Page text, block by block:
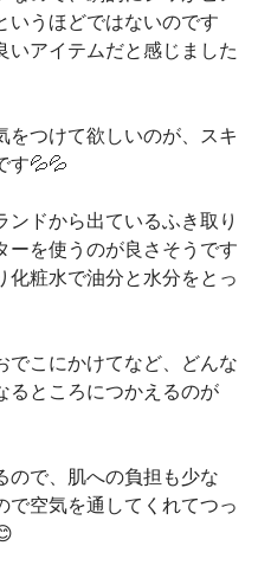
いうほどではないのです
いアイテムだと感じました
をつけて欲しいのが、スキ
す💦💦
ドから出ているふき取り
ーを使うのが良さそうです
化粧水で油分と水分をとっ
でこにかけてなど、どんな
るところにつかえるのが
ので、肌への負担も少な
で空気を通してくれてつっ